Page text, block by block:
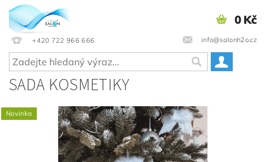
+420 722 966 666 info@salonh2o.cz
0 Kč
SADA KOSMETIKY
Novinka